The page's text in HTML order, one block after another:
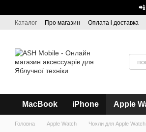
Каталог Про магазин Оплата і доставка
MacBook iPhone Apple
Головна Apple Watch Чохли для Apple Watch